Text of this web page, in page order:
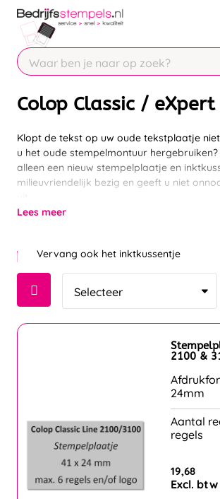
Chatbot
Chat 24/7 met onze
Contact
Colop Classic / eXpert
Klopt de tekst op uw oude tekstplaatje
u het oude stempelmontuur
alleen een nieuw stempelplaatje en
milieuvriendelijk bezig en geeft u niet
Lees meer
Vervang ook het inktkussentje
2100 &
24mm
Aantal
regels
19,68
Excl. btw